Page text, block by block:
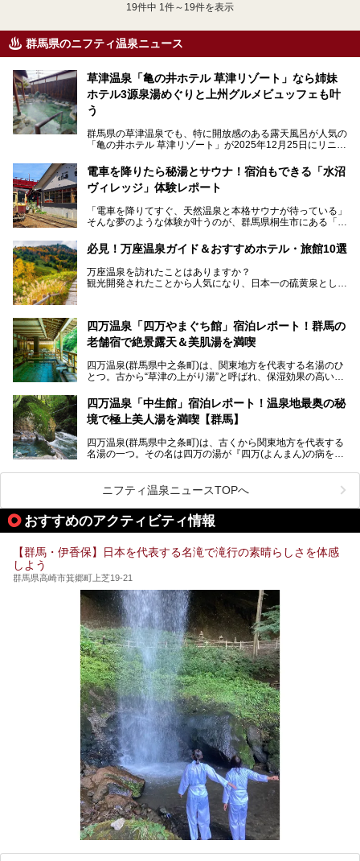
19件中 1件～19件を表示
群馬県のニフティ温泉ニュース
草津温泉「亀の井ホテル 草津リゾート」なら姉妹
ホテル3源泉湯めぐりと上州グルメビュッフェも叶
う
群馬県の草津温泉でも、特に開放感のある露天風呂が人気の
「亀の井ホテル 草津リゾート」が2025年12月25日にリニュ
ロビーや客室が綺麗になって、上州グルメにこだわったビュ
ッフェも人気！アクセスはシャトルバスで楽々、さらに草津
温泉にある姉妹ホテルの「草津温泉 大東舘」「亀の井ホテ
今回はそんな「亀の井ホテル 草津リゾート」を徹底レポー
───
提供元：アイコニア・ホスピタリティ株式会社【PR】
この記事は亀の井ホテル 草津リゾートのPR記事です。
電車を降りたら秘湯とサウナ！宿泊もできる「水沼
ヴィレッジ」体験レポート
「電車を降りてすぐ、天然温泉と本格サウナが待っている」
そんな夢のような体験が叶うのが、群馬県桐生市にある「駅
日帰り温泉の「水沼の湯」と宿泊もできる「サウナの森」、
２つのエリアがあります。
今回は、その中でも特にユニークな駅直結の「水沼の湯」の
魅力に焦点を当て、温泉好き、サウナー、そして電車旅好き
必見！万座温泉ガイド＆おすすめホテル・旅館10選
万座温泉を訪れたことはありますか？
観光開発されたことから人気になり、日本一の硫黄泉として
も多いかもしれません。
そこで筆者である私が実際に行ってみました！万座温泉の楽
しみ方や周辺の観光地を解説します。
また、日帰り入浴できる温泉から混浴可能な温泉まで、おす
すめの入浴施設もご紹介します！
四万温泉「四万やまぐち館」宿泊レポート！群馬の
老舗宿で絶景露天＆美肌湯を満喫
四万温泉(群馬県中之条町)は、関東地方を代表する名湯のひ
とつ。古から“草津の上がり湯”と呼ばれ、保湿効果の高い美
「四万やまぐち館」は、この地を代表する旅館の一つ。日帰
り入浴も可能ですが、やはり宿泊してじっくり楽しむのがベ
肌湯をはじめ、館内の魅力をたっぷりとご紹介します！
四万温泉「中生館」宿泊レポート！温泉地最奥の秘
境で極上美人湯を満喫【群馬】
四万温泉(群馬県中之条町)は、古くから関東地方を代表する
名湯の一つ。その名は四万の湯が『四万(よんまん)の病を癒
観光客で賑わう人気温泉地です。
「中生館」は四万温泉最奥に位置し、秘境感漂う老舗宿。泉
質の良さ(特に美人湯効果)に定評があり、知る人ぞ知る穴場
的存在です。今回は筆者自ら宿泊し、自慢の温泉をはじめ食
事・客室・共有スペースなど、宿の全貌を徹底紹介します。
ニフティ温泉ニュースTOPへ
おすすめのアクティビティ情報
【群馬・伊香保】日本を代表する名滝で滝行の素晴らしさを体感
しよう
群馬県高崎市箕郷町上芝19-21